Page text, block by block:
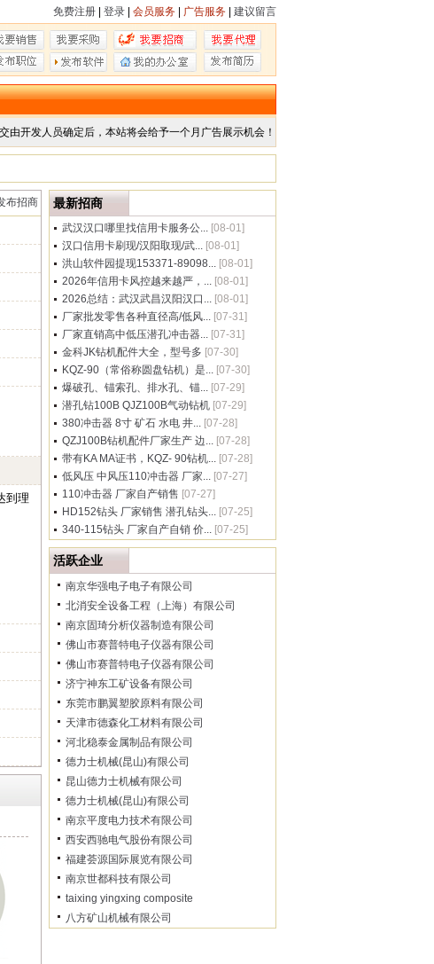
免费注册 登录 会员服务 广告服务 建议留言
由开发人员确定后，本站将会给予一个月广告展示机会！
布招商
到理
最新招商
武汉汉口哪里找信用卡服务公... [08-01]
汉口信用卡刷现/汉阳取现/武... [08-01]
洪山软件园提现153371-89098... [08-01]
2026年信用卡风控越来越严，... [08-01]
2026总结：武汉武昌汉阳汉口... [08-01]
厂家批发零售各种直径高/低风... [07-31]
厂家直销高中低压潜孔冲击器... [07-31]
金科JK钻机配件大全，型号多 [07-30]
KQZ-90（常俗称圆盘钻机）是... [07-30]
爆破孔、锚索孔、排水孔、锚... [07-29]
潜孔钻100B QJZ100B气动钻机 [07-29]
380冲击器 8寸 矿石 水电 井... [07-28]
QZJ100B钻机配件厂家生产 边... [07-28]
带有KA MA证书，KQZ- 90钻机... [07-28]
低风压 中风压110冲击器 厂家... [07-27]
110冲击器 厂家自产销售 [07-27]
HD152钻头 厂家销售 潜孔钻头... [07-25]
340-115钻头 厂家自产自销 价... [07-25]
活跃企业
南京华强电子电子有限公司
北消安全设备工程（上海）有限公司
南京固琦分析仪器制造有限公司
佛山市赛普特电子仪器有限公司
佛山市赛普特电子仪器有限公司
济宁神东工矿设备有限公司
东莞市鹏翼塑胶原料有限公司
天津市德森化工材料有限公司
河北稳泰金属制品有限公司
德力士机械(昆山)有限公司
昆山德力士机械有限公司
德力士机械(昆山)有限公司
南京平度电力技术有限公司
西安西驰电气股份有限公司
福建荟源国际展览有限公司
南京世都科技有限公司
taixing yingxing composite
八方矿山机械有限公司